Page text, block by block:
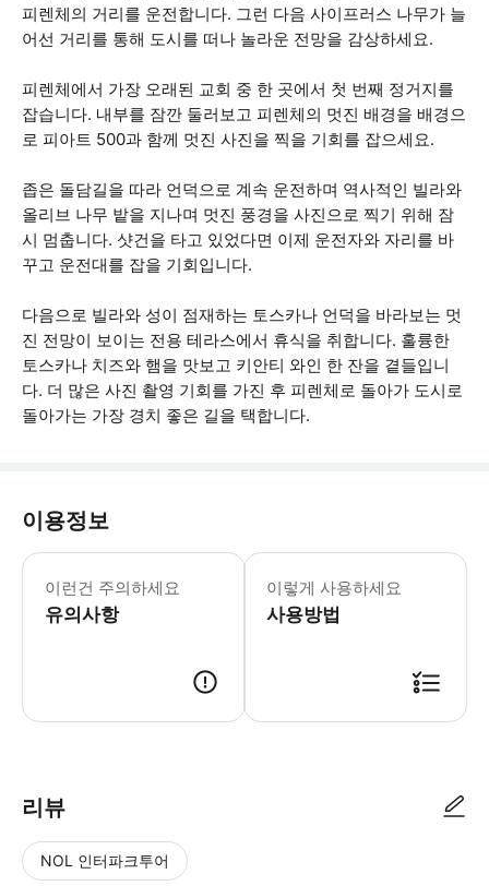
피렌체의 거리를 운전합니다. 그런 다음 사이프러스 나무가 늘
어선 거리를 통해 도시를 떠나 놀라운 전망을 감상하세요.
피렌체에서 가장 오래된 교회 중 한 곳에서 첫 번째 정거지를
잡습니다. 내부를 잠깐 둘러보고 피렌체의 멋진 배경을 배경으
로 피아트 500과 함께 멋진 사진을 찍을 기회를 잡으세요.
좁은 돌담길을 따라 언덕으로 계속 운전하며 역사적인 빌라와
올리브 나무 밭을 지나며 멋진 풍경을 사진으로 찍기 위해 잠
시 멈춥니다. 샷건을 타고 있었다면 이제 운전자와 자리를 바
꾸고 운전대를 잡을 기회입니다.
다음으로 빌라와 성이 점재하는 토스카나 언덕을 바라보는 멋
진 전망이 보이는 전용 테라스에서 휴식을 취합니다. 훌륭한
토스카나 치즈와 햄을 맛보고 키안티 와인 한 잔을 곁들입니
다. 더 많은 사진 촬영 기회를 가진 후 피렌체로 돌아가 도시로
돌아가는 가장 경치 좋은 길을 택합니다.
이용정보
이런건 주의하세요
유의사항
- 참가자는 스틱 시프트 기어로 운전
이렇게 사용하세요
사용방법
리뷰
NOL 인터파크투어